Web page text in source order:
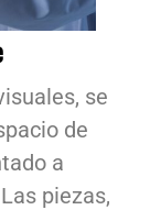
se
de
a
piezas,